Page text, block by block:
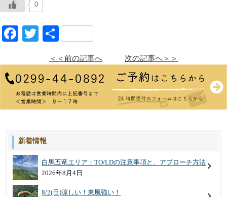
0
Facebook
Twitter
共
＜＜前の記事へ 次の記事へ＞＞
新着情報
白馬五竜エリア：TO/LDの注意事項と、アプローチ方法
2026年8月4日
8/2(日)涼しい！東風強い！